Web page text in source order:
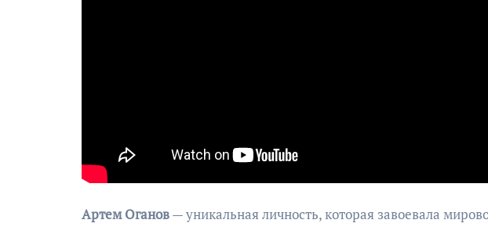
Артем Оганов— уникальная личность, которая завоевала